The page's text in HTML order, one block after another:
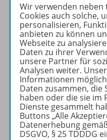
Zugehörige
Wir verwenden
Cookies auch solche,
personalisieren,
anbieten zu können
Webseite zu
Daten zu ihrer
unsere Partner für
Analysen weiter.
Informationen
Daten zusammen, die
haben oder die sie im
Dienste gesammelt
Buttons „Alle
Datenerhebung
DSGVO, § 25 TDDDG